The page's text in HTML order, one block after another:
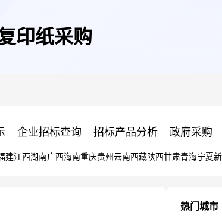
印纸采购
企业招标查询 招标产品分析 政府采购
建江西湖南广西海南重庆贵州 云南西藏陕西甘肃青海宁夏
热门城市